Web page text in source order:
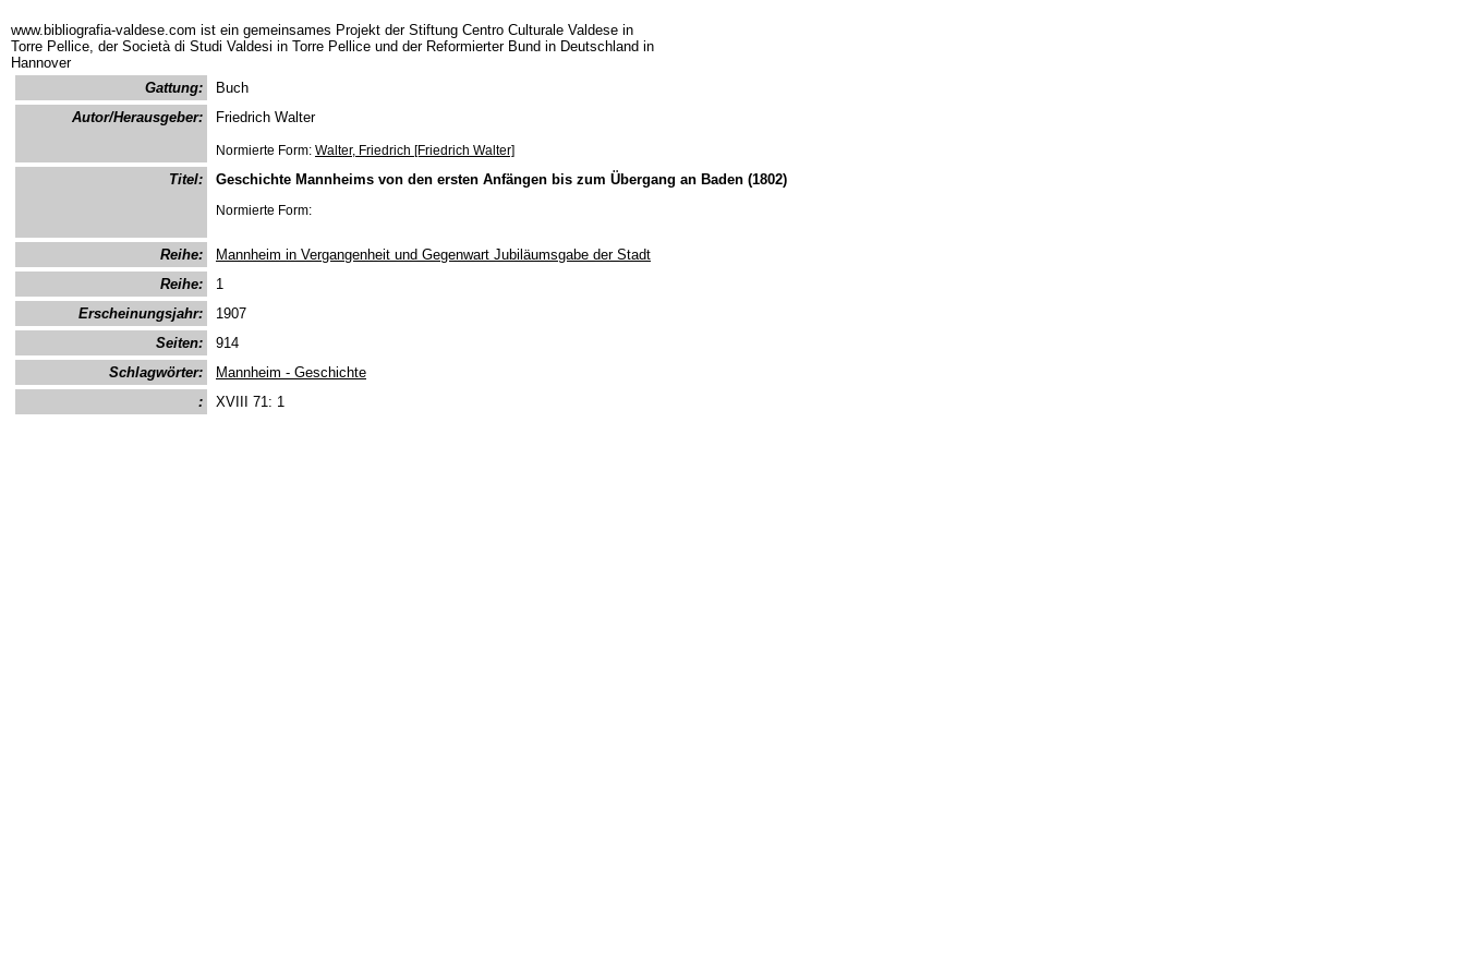
www.bibliografia-valdese.com ist ein gemeinsames Projekt der Stiftung Centro Culturale Valdese in
Torre Pellice, der Società di Studi Valdesi in Torre Pellice und der Reformierter Bund in Deutschland in
Hannover
Gattung:
Buch
Autor/Herausgeber:
Friedrich Walter
Normierte Form: Walter, Friedrich [Friedrich Walter]
Titel: Geschichte Mannheims von den ersten Anfängen bis zum Übergang an Baden (1802)
Normierte Form:
Reihe:
Mannheim in Vergangenheit und Gegenwart Jubiläumsgabe der Stadt
Reihe:
1
Erscheinungsjahr:
1907
Seiten:
914
Schlagwörter:
Mannheim - Geschichte
:
XVIII 71: 1